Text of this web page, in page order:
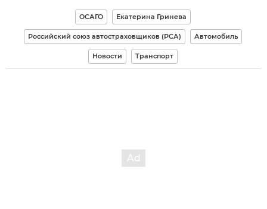
ОСАГО Екатерина Гринева
Российский союз автостраховщиков (РСА) Автомобиль
Новости Транспорт